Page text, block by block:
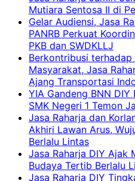
Mutiara Sentosa II di
Gelar Audiensi, Jasa
PANRB Perkuat
PKB dan SWDKLLJ
Berkontribusi
Masyarakat, Jasa
Ajang Transportasi
YIA Gandeng BNN
SMK Negeri 1 Temon
Jasa Raharja dan
Akhiri Lawan Arus,
Berlalu Lintas
Jasa Raharja DIY Ajak
Budaya Tertib Berlalu
Jasa Raharja DIY